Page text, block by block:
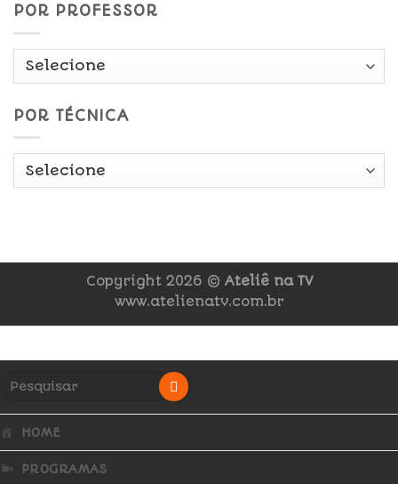
POR PROFESSOR
POR TÉCNICA
Copyright 2026 © Ateliê na TV
www.atelienatv.com.br
HOME
PROGRAMAS